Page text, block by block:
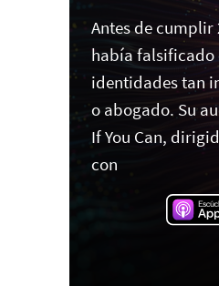
Antes de cumplir
había falsificado
identidades tan
o abogado. Su
If You Can,
con